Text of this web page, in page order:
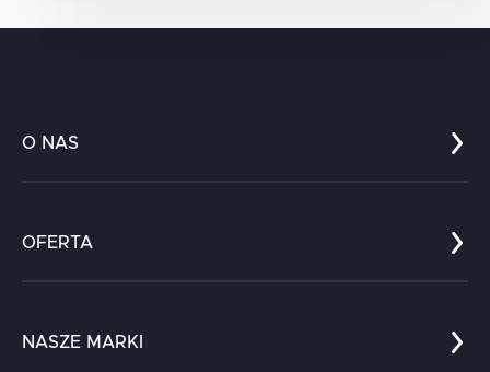
O NAS
Kariera
Kontakt
OFERTA
Chatboty
NASZE MARKI